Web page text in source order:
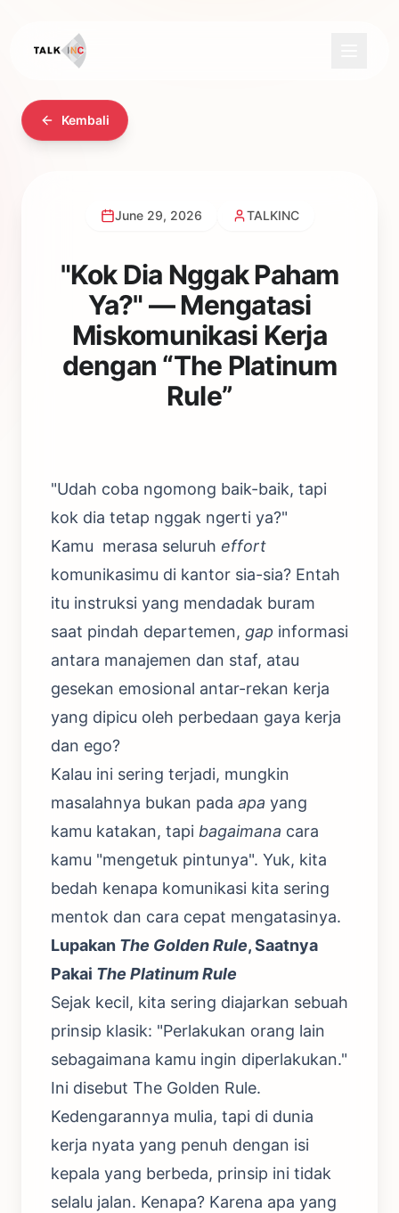
Kembali
June 29, 2026 TALKINC
"Kok Dia Nggak Paham
Ya?" — Mengatasi
Miskomunikasi Kerja
dengan “The Platinum
Rule”
"Udah coba ngomong baik-baik, tapi
kok dia tetap nggak ngerti ya?"
Kamu merasa seluruh effort
komunikasimu di kantor sia-sia? Entah
itu instruksi yang mendadak buram
saat pindah departemen, gap informasi
antara manajemen dan staf, atau
gesekan emosional antar-rekan kerja
yang dipicu oleh perbedaan gaya kerja
dan ego?
Kalau ini sering terjadi, mungkin
masalahnya bukan pada apa yang
kamu katakan, tapi bagaimana cara
kamu "mengetuk pintunya". Yuk, kita
bedah kenapa komunikasi kita sering
mentok dan cara cepat mengatasinya.
Lupakan The Golden Rule, Saatnya
Pakai The Platinum Rule
Sejak kecil, kita sering diajarkan sebuah
prinsip klasik: "Perlakukan orang lain
sebagaimana kamu ingin diperlakukan."
Ini disebut The Golden Rule.
Kedengarannya mulia, tapi di dunia
kerja nyata yang penuh dengan isi
kepala yang berbeda, prinsip ini tidak
selalu jalan. Kenapa? Karena apa yang